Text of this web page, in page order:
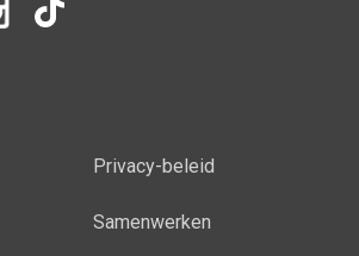
Privacy-beleid
Samenwerken